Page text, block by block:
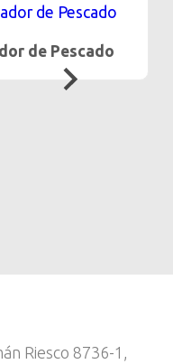
de Pescado
Riesco 8736-1,